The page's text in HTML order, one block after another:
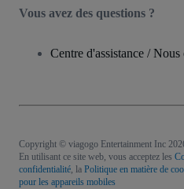
Vous avez des questions ?
Centre d'assistance / Nous
Copyright © viagogo Entertainment Inc
En utilisant ce site web, vous acceptez les
confidentialité, la Politique en matière de
pour les appareils mobiles